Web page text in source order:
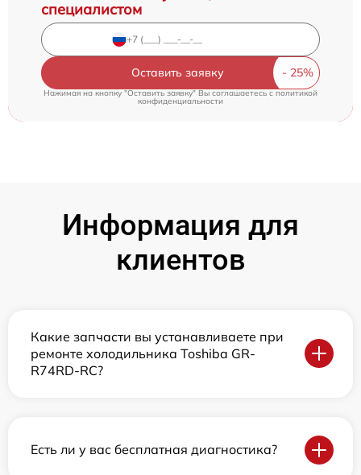
специалистом
Оставить заявку
Нажимая на кнопку "Оставить заявку" Вы соглашаетесь cполитикой
конфиденциальности
Информация для
клиентов
Какие запчасти вы устанавливаете при
ремонте холодильника Toshiba GR-
R74RD-RC?
Есть ли у вас бесплатная диагностика?